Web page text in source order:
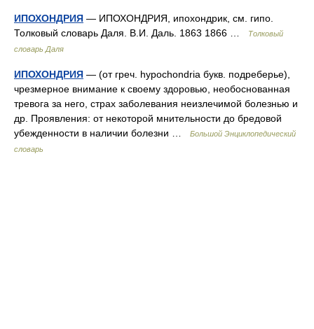
ИПОХОНДРИЯ — ИПОХОНДРИЯ, ипохондрик, см. гипо.
Толковый словарь Даля. В.И. Даль. 1863 1866 …
Толковый
словарь Даля
ИПОХОНДРИЯ — (от греч. hypochondria букв. подреберье),
чрезмерное внимание к своему здоровью, необоснованная
тревога за него, страх заболевания неизлечимой болезнью и
др. Проявления: от некоторой мнительности до бредовой
убежденности в наличии болезни …
Большой Энциклопедический
словарь